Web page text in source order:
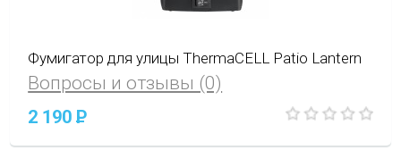
Фумигатор для улицы ThermaCELL Patio Lantern
Вопросы и отзывы (0)
2 190P